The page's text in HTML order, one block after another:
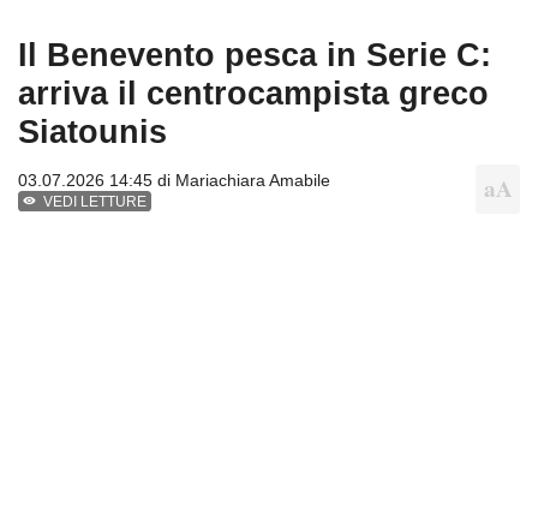
Il Benevento pesca in Serie C:
arriva il centrocampista greco
Siatounis
03.07.2026 14:45 di Mariachiara Amabile
VEDI LETTURE